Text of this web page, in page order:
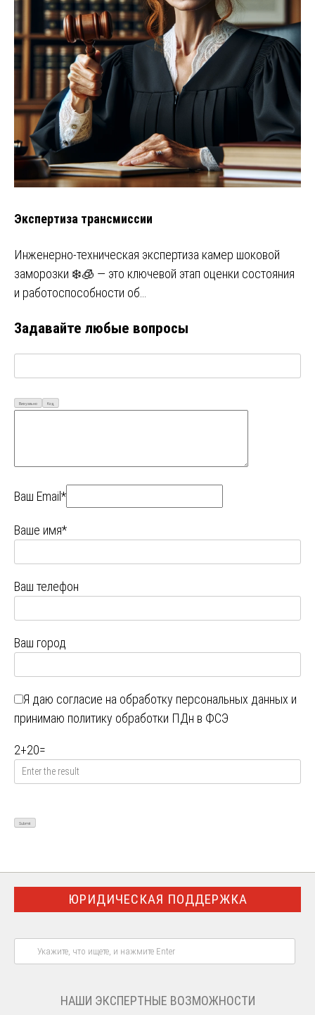
Экспертиза трансмиссии
Инженерно-техническая экспертиза камер шоковой
заморозки ❄️🧊 — это ключевой этап оценки состояния
и работоспособности об…
Задавайте любые вопросы
Визуально Код
Ваш Email*
Ваше имя*
Ваш телефон
Ваш город
Я даю согласие на обработку персональных данных и
принимаю политику обработки ПДн в ФСЭ
2+20=
ЮРИДИЧЕСКАЯ ПОДДЕРЖКА
НАШИ ЭКСПЕРТНЫЕ ВОЗМОЖНОСТИ